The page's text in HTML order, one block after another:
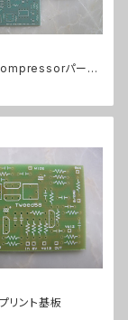
パーツ
ント基板